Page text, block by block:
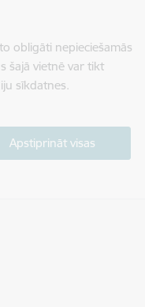
obligāti nepieciešamās
šajā vietnē var tikt
sīkdatnes.
Apstiprināt visas